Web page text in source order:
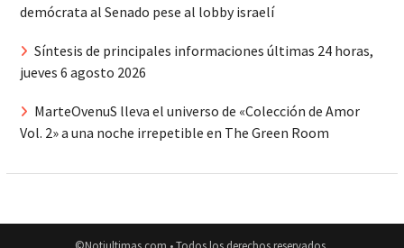
demócrata al Senado pese al lobby israelí
Síntesis de principales informaciones últimas 24 horas,
jueves 6 agosto 2026
MarteOvenuS lleva el universo de «Colección de Amor
Vol. 2» a una noche irrepetible en The Green Room